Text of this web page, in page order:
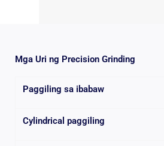
Mga Uri ng Precision Grinding
Paggiling sa ibabaw
Cylindrical paggiling